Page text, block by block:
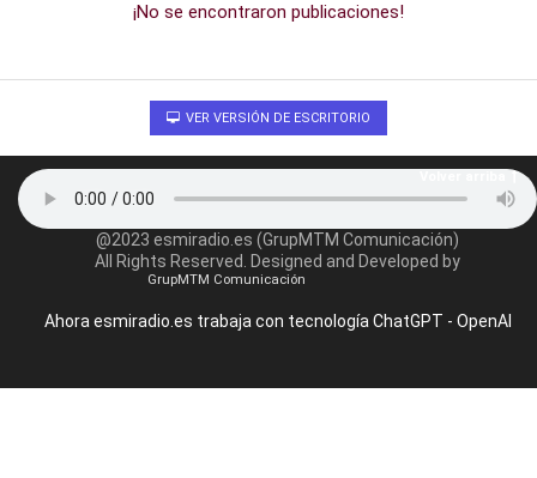
¡No se encontraron publicaciones!
VER VERSIÓN DE ESCRITORIO
@2023 esmiradio.es (GrupMTM Comunicación)
All Rights Reserved. Designed and Developed by
GrupMTM Comunicación
Ahora esmiradio.es trabaja con tecnología ChatGPT - OpenAI